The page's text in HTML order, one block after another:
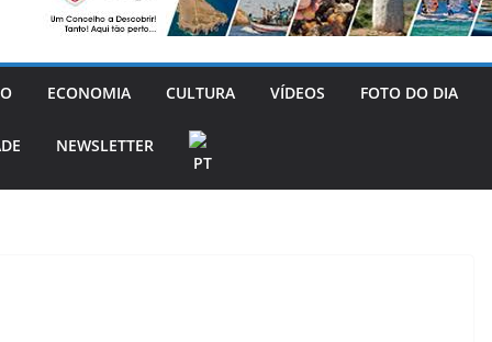
ECONOMIA CULTURA VÍDEOS FOTO DO DIA
NEWSLETTER